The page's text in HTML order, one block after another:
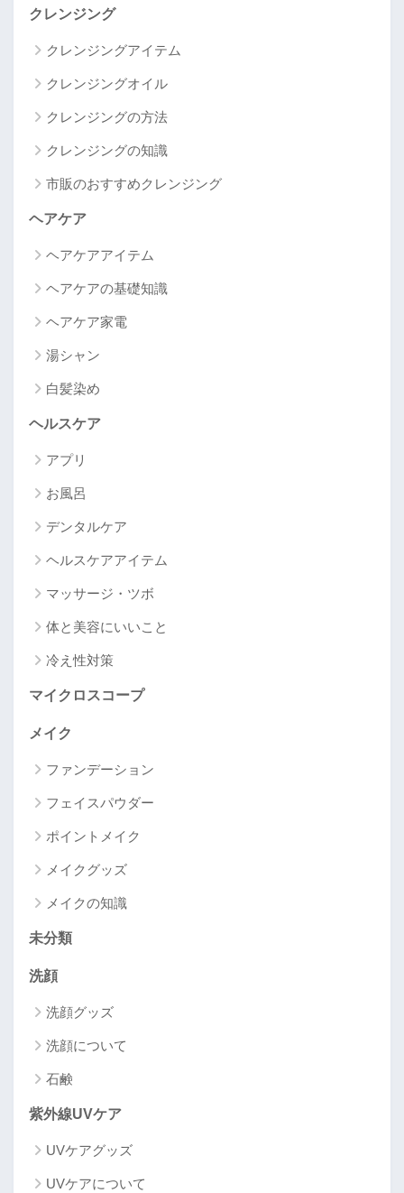
クレンジング
クレンジングアイテム
クレンジングオイル
クレンジングの方法
クレンジングの知識
市販のおすすめクレンジング
ヘアケア
ヘアケアアイテム
ヘアケアの基礎知識
ヘアケア家電
湯シャン
白髪染め
ヘルスケア
アプリ
お風呂
デンタルケア
ヘルスケアアイテム
マッサージ・ツボ
体と美容にいいこと
冷え性対策
マイクロスコープ
メイク
ファンデーション
フェイスパウダー
ポイントメイク
メイクグッズ
メイクの知識
未分類
洗顔
洗顔グッズ
洗顔について
石鹸
紫外線UVケア
UVケアグッズ
UVケアについて